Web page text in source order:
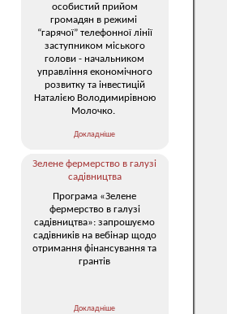
особистий прийом
громадян в режимі
“гарячої” телефонної лінії
заступником міського
голови - начальником
управління економічного
розвитку та інвестицій
Наталією Володимирівною
Молочко.
Докладніше
Зелене фермерство в галузі
садівництва
Програма «Зелене
фермерство в галузі
садівництва»: запрошуємо
садівників на вебінар щодо
отримання фінансування та
грантів
Докладніше